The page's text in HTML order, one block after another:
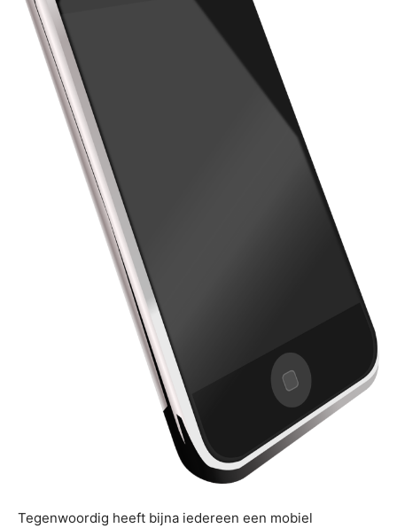
Tegenwoordig heeft bijna iedereen een mobiel